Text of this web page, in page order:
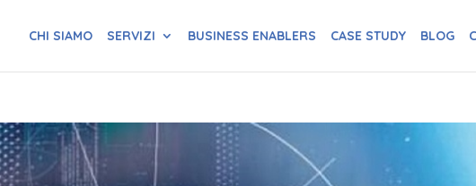
CHI SIAMO SERVIZI BUSINESS ENABLERS CASE STUDY BLOG